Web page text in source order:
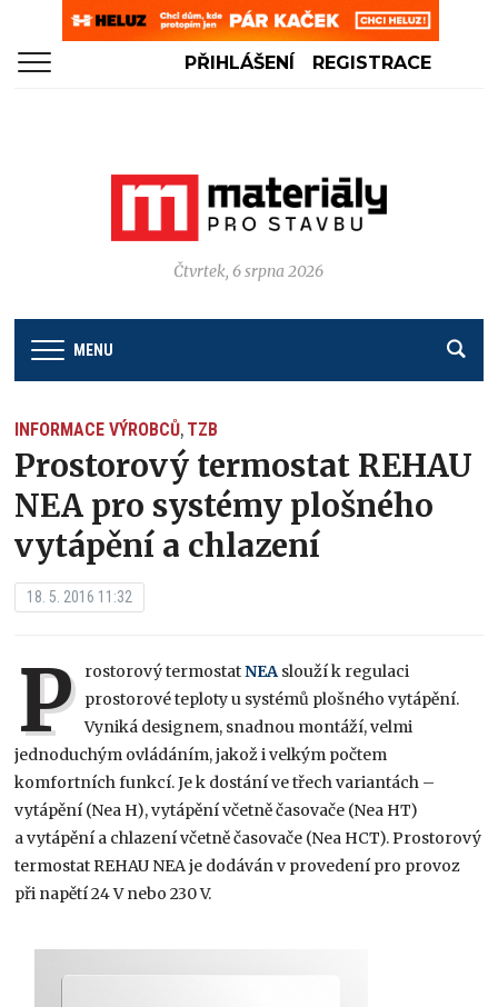
PŘIHLÁŠENÍ REGISTRACE
Čtvrtek, 6 srpna 2026
MENU
INFORMACE VÝROBCŮ, TZB
Prostorový termostat REHAU
NEA pro systémy plošného
vytápění a chlazení
18. 5. 2016 11:32
P rostorový termostatNEA slouží k regulaci
prostorové teploty u systémů plošného vytápění.
Vyniká designem, snadnou montáží, velmi
jednoduchým ovládáním, jakož i velkým počtem
komfortních funkcí. Je k dostání ve třech variantách –
vytápění (Nea H), vytápění včetně časovače (Nea HT)
a vytápění a chlazení včetně časovače (Nea HCT). Prostorový
termostat REHAU NEA je dodáván v provedení pro provoz
při napětí 24 V nebo 230 V.